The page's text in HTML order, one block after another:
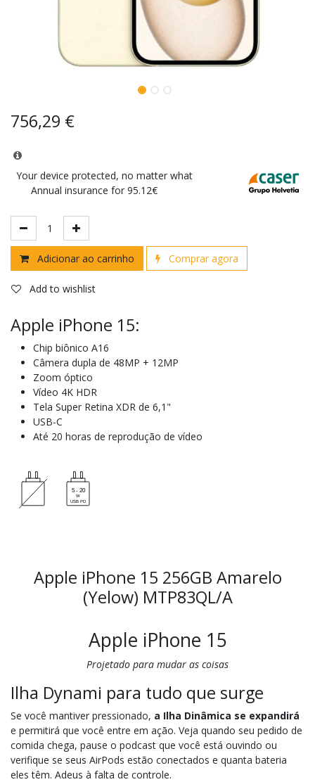
756,29 €
Your device protected, no matter what
Annual insurance for 95.12€
Adicionar ao carrinho Comprar agora
Add to wishlist
Apple iPhone 15:
Chip biônico A16
Câmera dupla de 48MP + 12MP
Zoom óptico
Vídeo 4K HDR
Tela Super Retina XDR de 6,1"
USB-C
Até 20 horas de reprodução de vídeo
Apple iPhone 15 256GB Amarelo
(Yelow) MTP83QL/A
Apple iPhone 15
Projetado para mudar as coisas
Ilha Dynami para tudo que surge
Se você mantiver pressionado, a Ilha Dinâmica se expandirá
e permitirá que você entre em ação. Veja quando seu pedido de
comida chega, pause o podcast que você está ouvindo ou
verifique se seus AirPods estão conectados e quanta bateria
eles têm. Adeus à falta de controle.